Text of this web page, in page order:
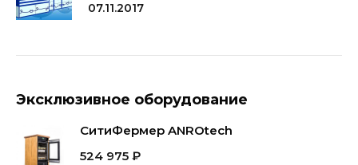
07.11.2017
Эксклюзивное оборудование
СитиФермер ANROtech
524 975 ₽